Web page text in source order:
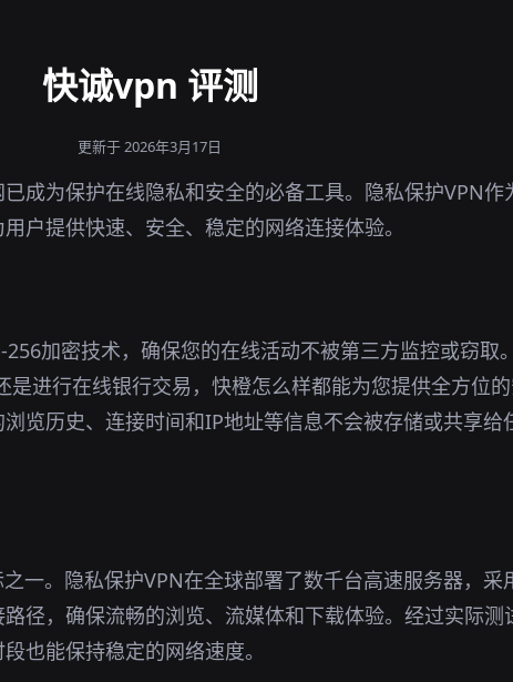
快诚vpn 评测
更新于 2026年3月17日
成为保护在线隐私和安全的必备工具。隐私保护VPN作
户提供快速、安全、稳定的网络连接体验。
加密技术，确保您的在线活动不被第三方监控或窃取
是进行在线银行交易，快橙怎么样都能为您提供全方位
览历史、连接时间和IP地址等信息不会被存储或共享给
一。隐私保护VPN在全球部署了数千台高速服务器，采
径，确保流畅的浏览、流媒体和下载体验。经过实际测
也能保持稳定的网络速度。